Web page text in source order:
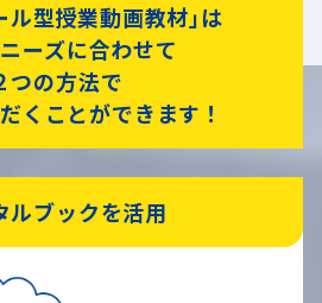
ル型授業動画教材｣は
ーズに合わせて
つの方法で
くことができます！
ルブックを活用